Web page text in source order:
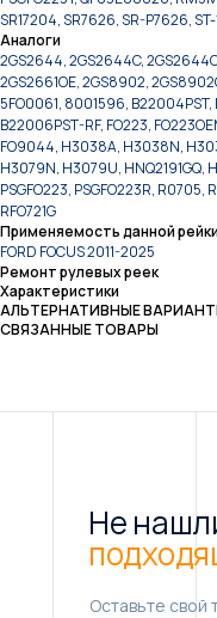
SR17204, SR7626, SR-P7626,
Аналоги
2GS2644, 2GS2644C,
2GS2661OE, 2GS8902,
5FO0061, 8001596,
B22006PST-RF, FO223,
FO9044, H3038A, H3038N,
H3079N, H3079U, HNQ2191GQ,
PSGFO223, PSGFO223R, R0705,
RFO721G
Применяемость данной
FORD FOCUS 2011-2025
Ремонт рулевых реек
Характеристики
АЛЬТЕРНАТИВНЫЕ
СВЯЗАННЫЕ ТОВАРЫ
Не
Оставьте